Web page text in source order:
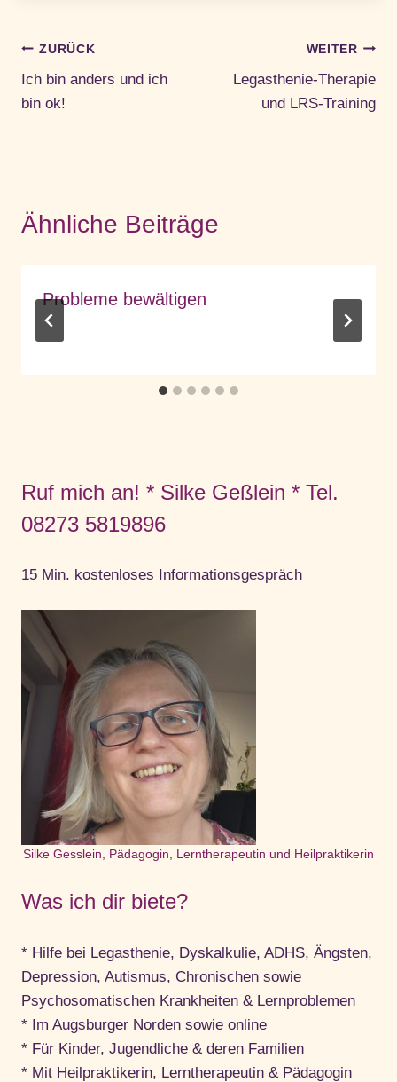
Beitragsnavigation
ZURÜCK
Ich bin anders und ich
bin ok!
WEITER
Legasthenie-Therapie
und LRS-Training
Ähnliche Beiträge
Probleme bewältigen
Ruf mich an! * Silke Geßlein * Tel.
08273 5819896
15 Min. kostenloses Informationsgespräch
Silke Gesslein, Pädagogin, Lerntherapeutin und Heilpraktikerin
Was ich dir biete?
* Hilfe bei Legasthenie, Dyskalkulie, ADHS, Ängsten,
Depression, Autismus, Chronischen sowie
Psychosomatischen Krankheiten & Lernproblemen
* Im Augsburger Norden sowie online
* Für Kinder, Jugendliche & deren Familien
* Mit Heilpraktikerin, Lerntherapeutin & Pädagogin